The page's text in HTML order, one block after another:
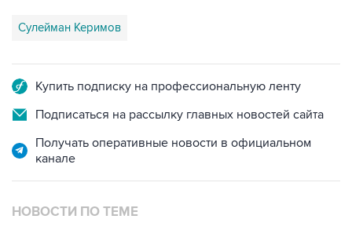
Сулейман Керимов
Купить подписку на профессиональную ленту
Подписаться на рассылку главных новостей сайта
Получать оперативные новости в официальном
канале
НОВОСТИ ПО ТЕМЕ